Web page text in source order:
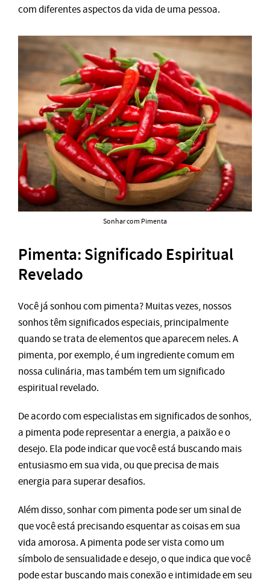
com diferentes aspectos da vida de uma pessoa.
Sonhar com Pimenta
Pimenta: Significado Espiritual
Revelado
Você já sonhou com pimenta? Muitas vezes, nossos
sonhos têm significados especiais, principalmente
quando se trata de elementos que aparecem neles. A
pimenta, por exemplo, é um ingrediente comum em
nossa culinária, mas também tem um significado
espiritual revelado.
De acordo com especialistas em significados de sonhos,
a pimenta pode representar a energia, a paixão e o
desejo. Ela pode indicar que você está buscando mais
entusiasmo em sua vida, ou que precisa de mais
energia para superar desafios.
Além disso, sonhar com pimenta pode ser um sinal de
que você está precisando esquentar as coisas em sua
vida amorosa. A pimenta pode ser vista como um
símbolo de sensualidade e desejo, o que indica que você
pode estar buscando mais conexão e intimidade em seu